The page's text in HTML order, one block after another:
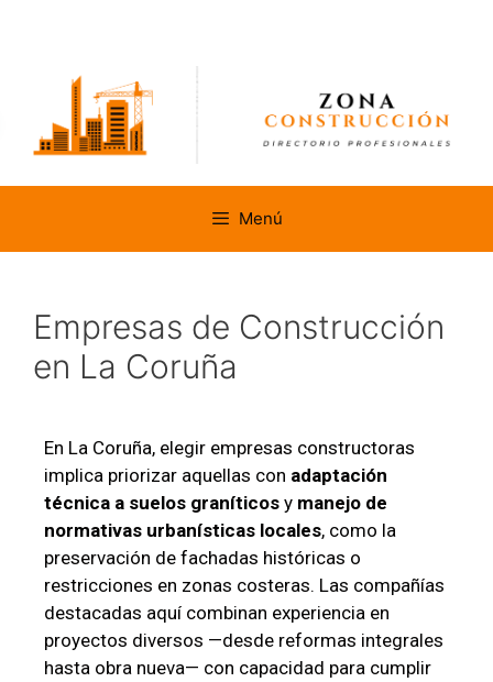
Menú
Empresas de Construcción
en La Coruña
En La Coruña, elegir empresas constructoras
implica priorizar aquellas con adaptación
técnica a suelos graníticos y manejo de
normativas urbanísticas locales, como la
preservación de fachadas históricas o
restricciones en zonas costeras. Las compañías
destacadas aquí combinan experiencia en
proyectos diversos —desde reformas integrales
hasta obra nueva— con capacidad para cumplir